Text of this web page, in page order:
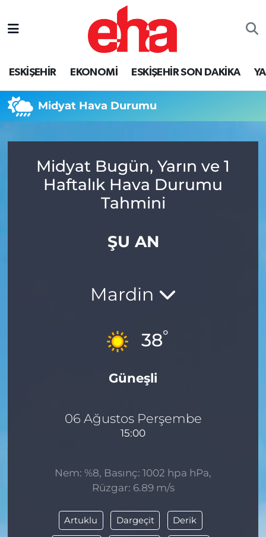
ESKİŞEHİR EKONOMİ ESKİŞEHİR SON DAKİKA
Midyat Hava Durumu
Midyat Bugün, Yarın ve 1
Haftalık Hava Durumu
Tahmini
ŞU AN
Mardin
38°
Güneşli
06 Ağustos Perşembe
15:00
Nem: %8, Basınç: 1002 hpa hPa,
Rüzgar: 6.89 m/s
Artuklu Dargeçit Derik